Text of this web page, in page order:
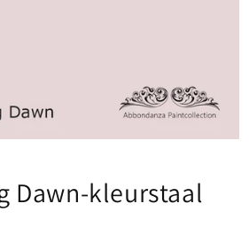
Dawn-kleurstaal